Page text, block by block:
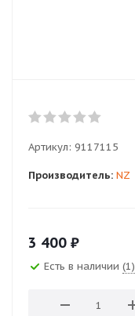
Артикул: 9117115
Производитель: NZ
3 400 ₽
Есть в наличии (1)